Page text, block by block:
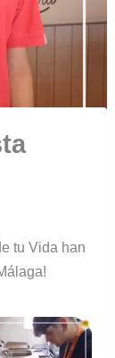
tu Vida han